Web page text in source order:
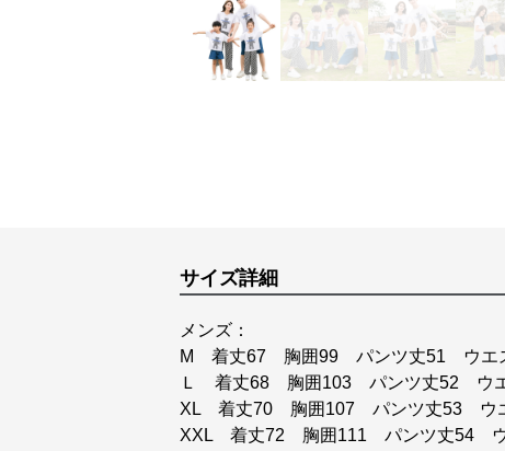
サイズ詳細
メンズ：
M 着丈67 胸囲99 パンツ丈51 ウエ
Ｌ 着丈68 胸囲103 パンツ丈52 ウ
XL 着丈70 胸囲107 パンツ丈53 ウ
XXL 着丈72 胸囲111 パンツ丈54 ウ